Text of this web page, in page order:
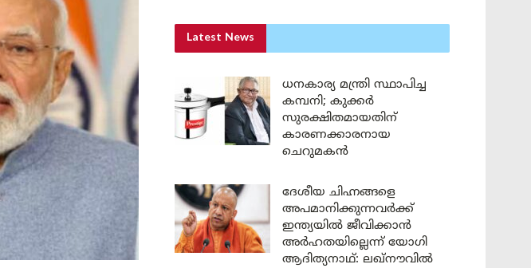
Latest News
ധനകാര്യ മന്ത്രി സ്ഥാപിച്ച
കമ്പനി; കുക്കർ
സുരക്ഷിതമായതിന്
കാരണക്കാരനായ
ചെറുമകൻ
ദേശീയ ചിഹ്നങ്ങളെ
അപമാനിക്കുന്നവർക്ക്
ഇന്ത്യയിൽ ജീവിക്കാൻ
അർഹതയില്ലെന്ന് യോഗി
ആദിത്യനാഥ്: ലഖ്‌നൗവിൽ